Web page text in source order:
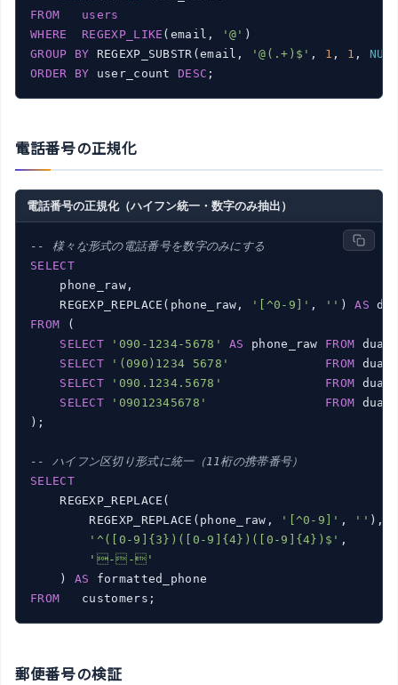
FROM
users
WHERE
REGEXP_LIKE (email, '@'
GROUP
BY REGEXP_SUBSTR(email, '@(.+)$' , 1 , 1 ,
ORDER
BY user_count DESC
電話番号の正規化
電話番号の正規化（ハイフン統一・数字のみ抽出）
-- 様々な形式の電話番号を数字のみにする
SELECT
    phone_raw,
    REGEXP_REPLACE(phone_raw,
'[^0-9]' , '' ) AS
FROM (
SELECT
'090-1234-5678' AS phone_raw FROM
SELECT
'(090)1234 5678' FROM
SELECT
'090.1234.5678' FROM
SELECT
'09012345678' FROM dual
);
-- ハイフン区切り形式に統一（11桁の携帯番号）
SELECT
    REGEXP_REPLACE(
        REGEXP_REPLACE(phone_raw,
'[^0-9]' , ''
'^([0-9]{3})([0-9]{4})([0-9]{4})$'
'--'
    )
AS
FROM
郵便番号の検証